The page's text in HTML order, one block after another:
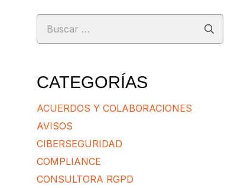
Buscar:
CATEGORÍAS
ACUERDOS Y COLABORACIONES
AVISOS
CIBERSEGURIDAD
COMPLIANCE
CONSULTORA RGPD